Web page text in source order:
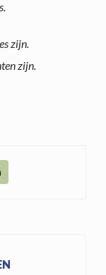
zijn.
zijn.